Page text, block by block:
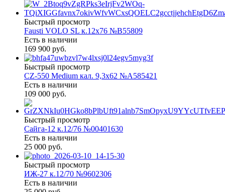
Быстрый просмотр
Fausti VOLO SL к.12х76 №В55809
Есть в наличии
169 900 руб.
Быстрый просмотр
CZ-550 Medium кал. 9,3х62 №A585421
Есть в наличии
109 000 руб.
Быстрый просмотр
Сайга-12 к.12/76 №00401630
Есть в наличии
25 000 руб.
Быстрый просмотр
ИЖ-27 к.12/70 №9602306
Есть в наличии